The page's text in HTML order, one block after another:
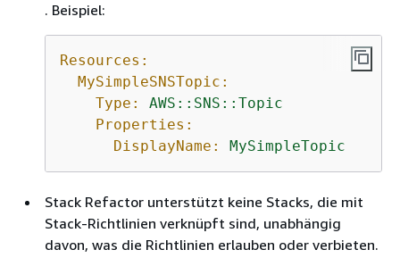
. Beispiel:
Resources:
MySimpleSNSTopic:
Type:
AWS::SNS::Topic
Properties:
DisplayName:
MySimpleTopic
Stack Refactor unterstützt keine Stacks, die mit
Stack-Richtlinien verknüpft sind, unabhängig
davon, was die Richtlinien erlauben oder verbieten.